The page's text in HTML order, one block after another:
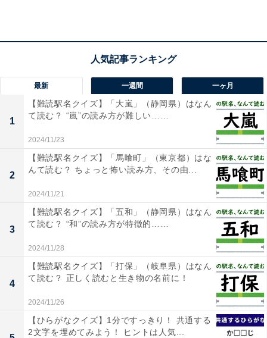
最新 一週間 一ヶ月
1
【難読駅名クイズ】「大嵐」（静岡県）はなん
て読む？ “嵐”の読み方が難しい……
2024/11/23
2
【難読駅名クイズ】「馬喰町」（東京都）はな
んて読む？ ちょっと怖い読み方、その由...
2024/11/21
3
【難読駅名クイズ】「五和」（静岡県）はなん
て読む？ “和”の読み方が特徴的……
2024/11/28
4
【難読駅名クイズ】「打保」（岐阜県）はなん
て読む？ 正しく読むと生き物の名前に！
2024/11/26
【ひらがなクイズ】1分ですっきり！ 共通する
2文字を埋めてみよう！ ヒントは人気...